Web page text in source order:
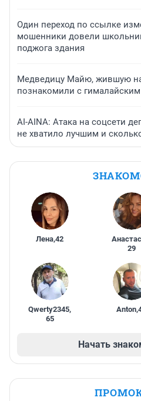
Один переход по ссылке
мошенники довели
поджога здания
Медведицу Майю, жившую
познакомили с
AI-AINA: Атака на соцсети
не хватило лучшим и
Лена,42
29
Qwerty2345,
65
Anton,
Начать